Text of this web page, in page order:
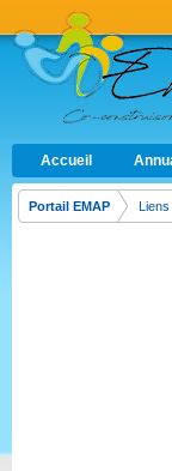
Saut au contenu
Horaires des
Navigation
Accueil
Chapelure
Portail EMAP Liens